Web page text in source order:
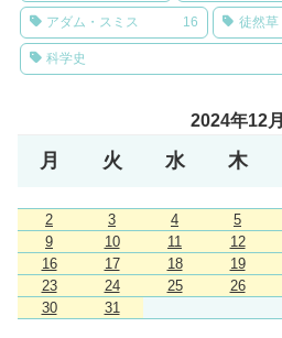
アダム・スミス 16 徒然草
科学史
2024年12月
月 火 水 木
2
3 4 5
9
10 11 12
16
17 18 19
23
24 25 26
30
31